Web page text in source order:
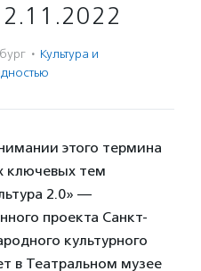
· Культура и
этого термина
ключевых тем
2.0» —
проекта Санкт-
культурного
в Театральном музее